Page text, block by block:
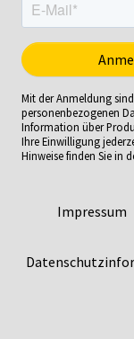
Mit der Anmeldung
personenbezogenen
Information über
Ihre Einwilligung
Hinweise finden Sie in
Impressum